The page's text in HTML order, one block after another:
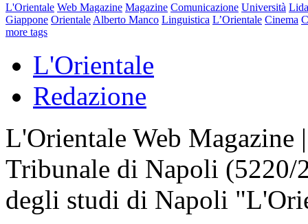
L'Orientale Web Magazine Magazine Comunicazione Università
Giappone Orientale Alberto Manco Linguistica L’Orientale Cinema
more tags
L'Orientale
Redazione
L'Orientale Web Magazine
Tribunale di Napoli
degli studi di Napoli